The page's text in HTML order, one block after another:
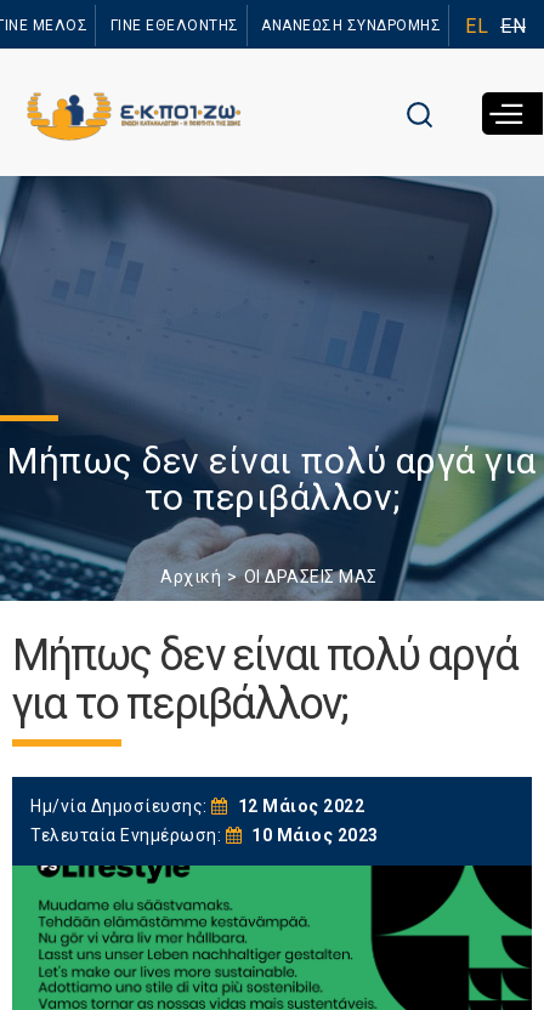
προς το
ΜΕΛΟΣ ΓΙΝΕ ΕΘΕΛΟΝΤΗΣ ΑΝΑΝΕΩΣΗ ΣΥΝΔΡΟΜΗΣ EL EN
Μήπως δεν είναι πολύ αργά για
το περιβάλλον;
Αρχική ΟΙ ΔΡΑΣΕΙΣ ΜΑΣ
Μήπως δεν είναι πολύ αργά
για το περιβάλλον;
Ημ/νία Δημοσίευσης:
12 Μάιος 2022
Τελευταία Ενημέρωση:
10 Μάιος 2023